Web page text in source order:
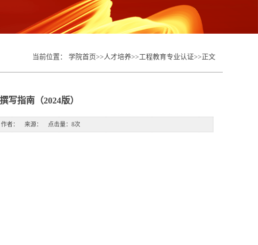
当前位置： 学院首页>>人才培养>>工程教育专业认证>> 正文
写指南（2024版）
作者： 来源： 点击量： 8次